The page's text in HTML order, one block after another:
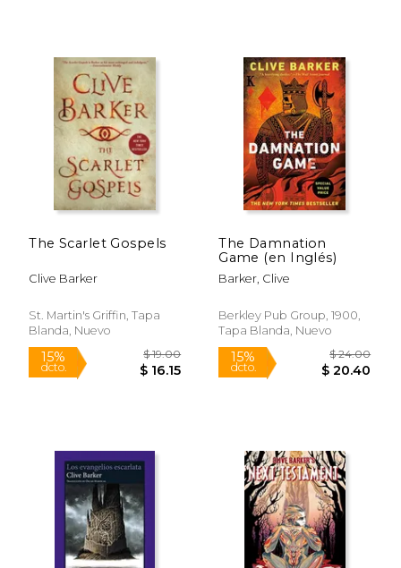
15%
dcto.
50%
dcto.
The Scarlet Gospels
Clive Barker
St. Martin's Griffin, Tapa
Blanda, Nuevo
The Damnation
Game (en Inglés)
Barker, Clive
Berkley Pub Group, 1900,
Tapa Blanda, Nuevo